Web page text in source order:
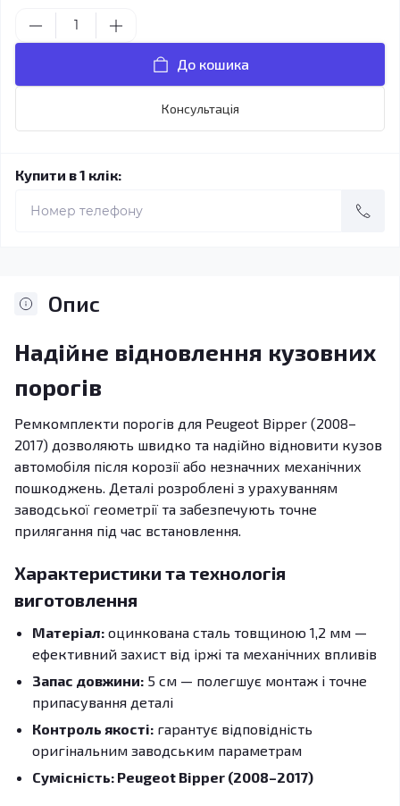
До кошика
Консультація
Купити в 1 клік:
Опис
Надійне відновлення кузовних
порогів
Ремкомплекти порогів для Peugeot Bipper (2008–
2017) дозволяють швидко та надійно відновити кузов
автомобіля після корозії або незначних механічних
пошкоджень. Деталі розроблені з урахуванням
заводської геометрії та забезпечують точне
прилягання під час встановлення.
Характеристики та технологія
виготовлення
Матеріал: оцинкована сталь товщиною 1,2 мм —
ефективний захист від іржі та механічних впливів
Запас довжини: 5 см — полегшує монтаж і точне
припасування деталі
Контроль якості: гарантує відповідність
оригінальним заводським параметрам
Сумісність: Peugeot Bipper (2008–2017)